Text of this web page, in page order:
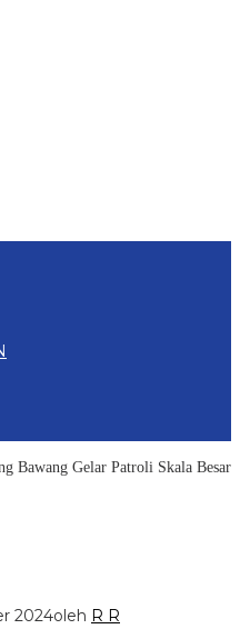
Bawang Gelar Patroli Skala Besar
2024oleh R R